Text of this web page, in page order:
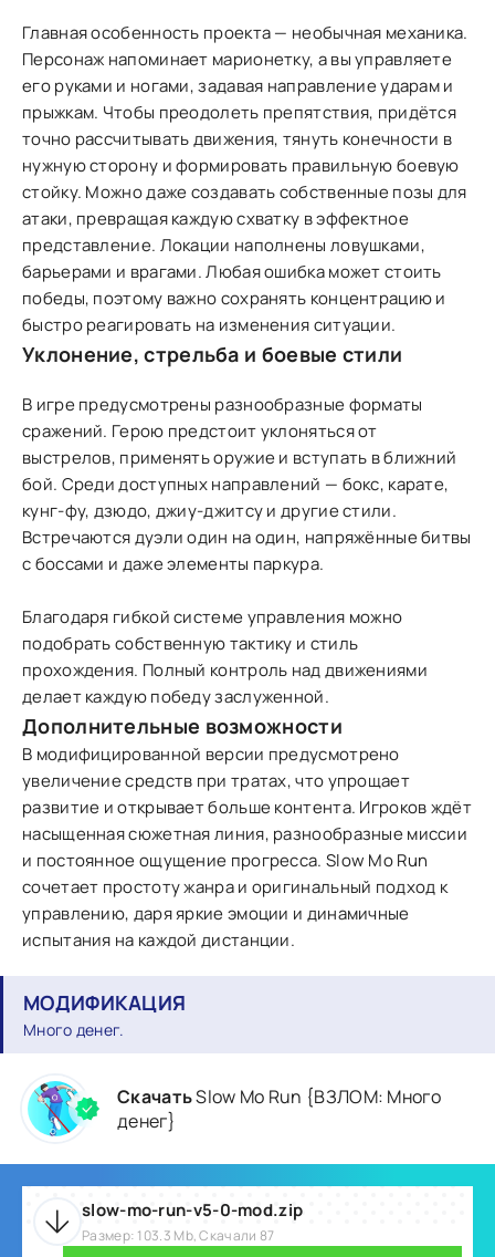
Главная особенность проекта — необычная механика.
Персонаж напоминает марионетку, а вы управляете
его руками и ногами, задавая направление ударам и
прыжкам. Чтобы преодолеть препятствия, придётся
точно рассчитывать движения, тянуть конечности в
нужную сторону и формировать правильную боевую
стойку. Можно даже создавать собственные позы для
атаки, превращая каждую схватку в эффектное
представление. Локации наполнены ловушками,
барьерами и врагами. Любая ошибка может стоить
победы, поэтому важно сохранять концентрацию и
быстро реагировать на изменения ситуации.
Уклонение, стрельба и боевые стили
В игре предусмотрены разнообразные форматы
сражений. Герою предстоит уклоняться от
выстрелов, применять оружие и вступать в ближний
бой. Среди доступных направлений — бокс, карате,
кунг-фу, дзюдо, джиу-джитсу и другие стили.
Встречаются дуэли один на один, напряжённые битвы
с боссами и даже элементы паркура.
Благодаря гибкой системе управления можно
подобрать собственную тактику и стиль
прохождения. Полный контроль над движениями
делает каждую победу заслуженной.
Дополнительные возможности
В модифицированной версии предусмотрено
увеличение средств при тратах, что упрощает
развитие и открывает больше контента. Игроков ждёт
насыщенная сюжетная линия, разнообразные миссии
и постоянное ощущение прогресса. Slow Mo Run
сочетает простоту жанра и оригинальный подход к
управлению, даря яркие эмоции и динамичные
испытания на каждой дистанции.
МОДИФИКАЦИЯ
Много денег.
СкачатьSlow Mo Run {ВЗЛОМ: Много
денег}
slow-mo-run-v5-0-mod.zip
Размер: 103.3 Mb, Скачали 87